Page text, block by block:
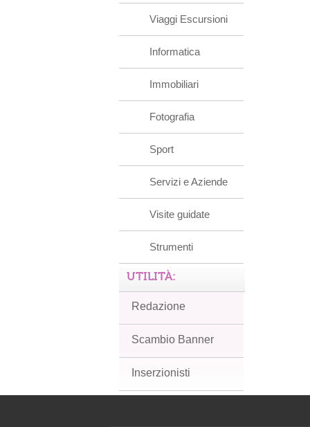
Viaggi Escursioni
Informatica
Immobiliari
Fotografia
Sport
Servizi e Aziende
Visite guidate
Strumenti
UTILITÀ:
Redazione
Scambio Banner
Inserzionisti